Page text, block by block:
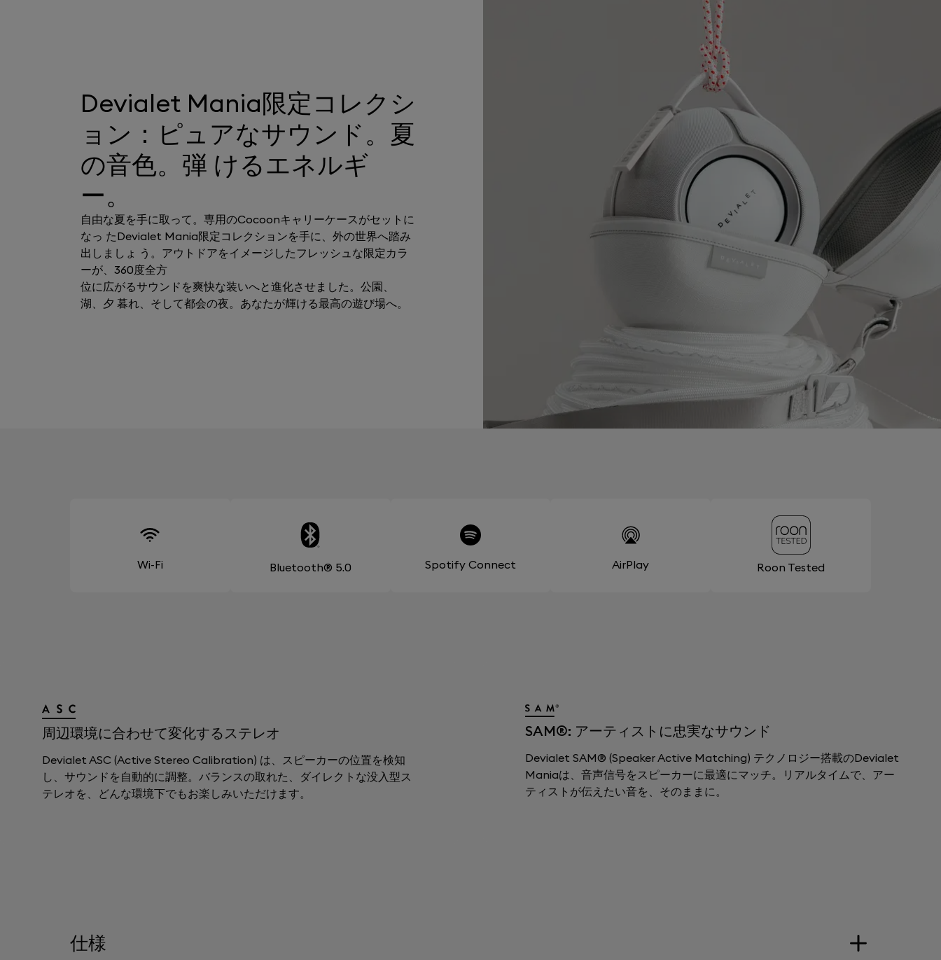
Devialet Mania限定コレクシ
ョン：ピュアなサウンド。夏
の音色。弾 けるエネルギ
ー。
自由な夏を手に取って。専用のCocoonキャリーケースがセットに
なっ たDevialet Mania限定コレクションを手に、外の世界へ踏み
出しましょ う。アウトドアをイメージしたフレッシュな限定カラ
ーが、360度全方
位に広がるサウンドを爽快な装いへと進化させました。公園、
湖、夕 暮れ、そして都会の夜。あなたが輝ける最高の遊び場へ。
Wi-Fi Bluetooth® 5.0 Spotify Connect AirPlay Roon Tested
周辺環境に合わせて変化するステレオ
Devialet ASC (Active Stereo Calibration) は、スピーカーの位置を検知
し、サウンドを自動的に調整。バランスの取れた、ダイレクトな没入型ス
テレオを、どんな環境下でもお楽しみいただけます。
SAM®: アーティストに忠実なサウンド
Devialet SAM® (Speaker Active Matching) テクノロジー搭載のDevialet
Maniaは、音声信号をスピーカーに最適にマッチ。リアルタイムで、アー
ティストが伝えたい音を、そのままに。
仕様